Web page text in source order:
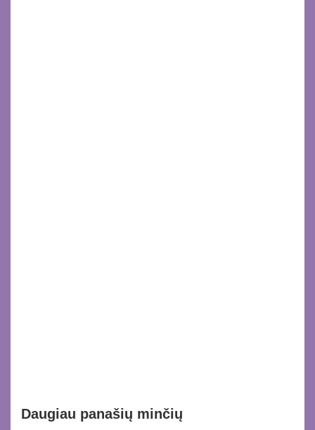
Daugiau panašių minčių